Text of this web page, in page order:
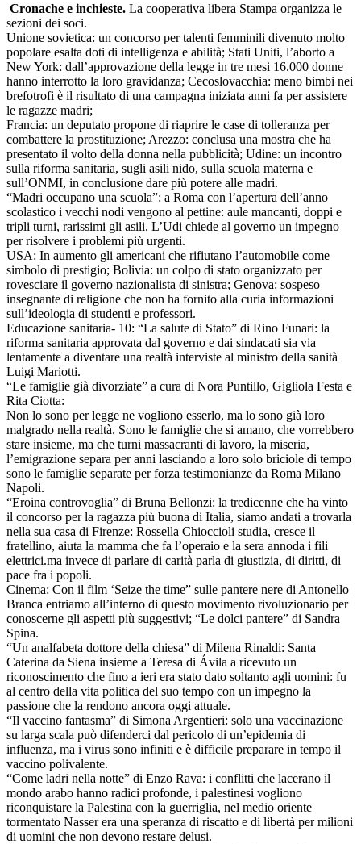
Cronache e inchieste. La cooperativa libera Stampa organizza le
sezioni dei soci.
Unione sovietica: un concorso per talenti femminili divenuto molto
popolare esalta doti di intelligenza e abilità; Stati Uniti, l’aborto a
New York: dall’approvazione della legge in tre mesi 16.000 donne
hanno interrotto la loro gravidanza; Cecoslovacchia: meno bimbi nei
brefotrofi è il risultato di una campagna iniziata anni fa per assistere
le ragazze madri;
Francia: un deputato propone di riaprire le case di tolleranza per
combattere la prostituzione; Arezzo: conclusa una mostra che ha
presentato il volto della donna nella pubblicità; Udine: un incontro
sulla riforma sanitaria, sugli asili nido, sulla scuola materna e
sull’ONMI, in conclusione dare più potere alle madri.
“Madri occupano una scuola”: a Roma con l’apertura dell’anno
scolastico i vecchi nodi vengono al pettine: aule mancanti, doppi e
tripli turni, rarissimi gli asili. L’Udi chiede al governo un impegno
per risolvere i problemi più urgenti.
USA: In aumento gli americani che rifiutano l’automobile come
simbolo di prestigio; Bolivia: un colpo di stato organizzato per
rovesciare il governo nazionalista di sinistra; Genova: sospeso
insegnante di religione che non ha fornito alla curia informazioni
sull’ideologia di studenti e professori.
Educazione sanitaria- 10: “La salute di Stato” di Rino Funari: la
riforma sanitaria approvata dal governo e dai sindacati sia via
lentamente a diventare una realtà interviste al ministro della sanità
Luigi Mariotti.
“Le famiglie già divorziate” a cura di Nora Puntillo, Gigliola Festa e
Rita Ciotta:
Non lo sono per legge ne vogliono esserlo, ma lo sono già loro
malgrado nella realtà. Sono le famiglie che si amano, che vorrebbero
stare insieme, ma che turni massacranti di lavoro, la miseria,
l’emigrazione separa per anni lasciando a loro solo briciole di tempo
sono le famiglie separate per forza testimonianze da Roma Milano
Napoli.
“Eroina controvoglia” di Bruna Bellonzi: la tredicenne che ha vinto
il concorso per la ragazza più buona di Italia, siamo andati a trovarla
nella sua casa di Firenze: Rossella Chioccioli studia, cresce il
fratellino, aiuta la mamma che fa l’operaio e la sera annoda i fili
elettrici.ma invece di parlare di carità parla di giustizia, di diritti, di
pace fra i popoli.
Cinema: Con il film ‘Seize the time” sulle pantere nere di Antonello
Branca entriamo all’interno di questo movimento rivoluzionario per
conoscerne gli aspetti più suggestivi; “Le dolci pantere” di Sandra
Spina.
“Un analfabeta dottore della chiesa” di Milena Rinaldi: Santa
Caterina da Siena insieme a Teresa di Ávila a ricevuto un
riconoscimento che fino a ieri era stato dato soltanto agli uomini: fu
al centro della vita politica del suo tempo con un impegno la
passione che la rendono ancora oggi attuale.
“Il vaccino fantasma” di Simona Argentieri: solo una vaccinazione
su larga scala può difenderci dal pericolo di un’epidemia di
influenza, ma i virus sono infiniti e è difficile preparare in tempo il
vaccino polivalente.
“Come ladri nella notte” di Enzo Rava: i conflitti che lacerano il
mondo arabo hanno radici profonde, i palestinesi vogliono
riconquistare la Palestina con la guerriglia, nel medio oriente
tormentato Nasser era una speranza di riscatto e di libertà per milioni
di uomini che non devono restare delusi.